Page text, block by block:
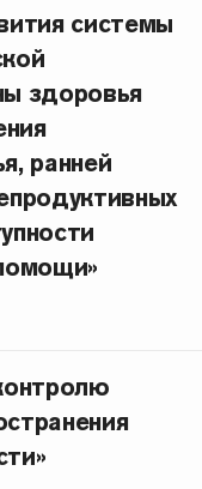
системы
здоровья
ранней